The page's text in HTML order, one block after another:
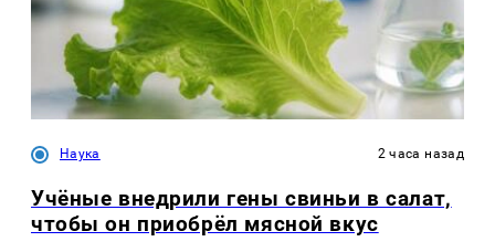
Наука 2 часа назад
Учёные внедрили гены свиньи в салат,
чтобы он приобрёл мясной вкус